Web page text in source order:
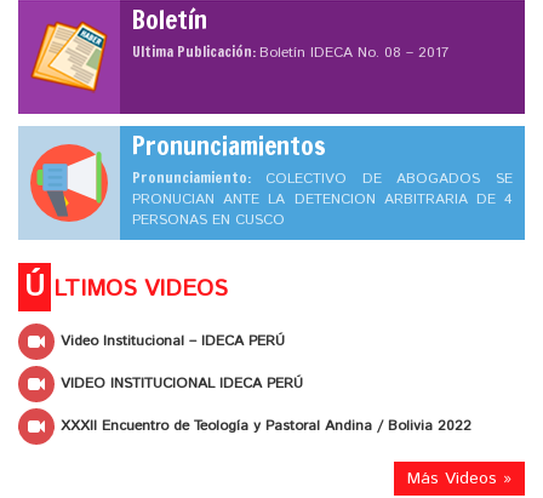
Boletín
Ultima Publicación:Boletín IDECA No. 08 – 2017
Pronunciamientos
Pronunciamiento: COLECTIVO DE ABOGADOS SE
PRONUCIAN ANTE LA DETENCION ARBITRARIA DE 4
PERSONAS EN CUSCO
Ú LTIMOS VIDEOS
Video Institucional – IDECA PERÚ
VIDEO INSTITUCIONAL IDECA PERÚ
XXXII Encuentro de Teología y Pastoral Andina / Bolivia 2022
Más Videos »